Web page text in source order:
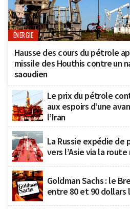
ÉNERGIE
Hausse des cours du pétrole
missile des Houthis contre un
saoudien
Le prix du pétrole
aux espoirs d’une
l’Iran
La Russie expédie
vers l’Asie via la
Goldman Sachs : le
entre 80 et 90 dollars